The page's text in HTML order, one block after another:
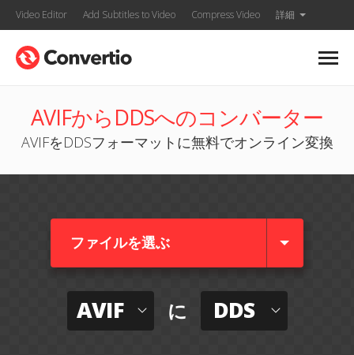
Video Editor Add Subtitles to Video Compress Video 詳細
AVIFからDDSへのコンバーター
AVIFをDDSフォーマットに無料でオンライン変換
ファイルを選ぶ
AVIF に DDS